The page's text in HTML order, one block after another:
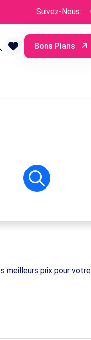
Suivez-Nous:
Bons Plans
meilleurs prix pour votre